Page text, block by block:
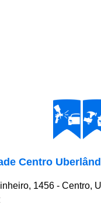
Centro
1456 - Centro,